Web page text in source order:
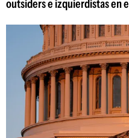
outsiders e izquierdistas en